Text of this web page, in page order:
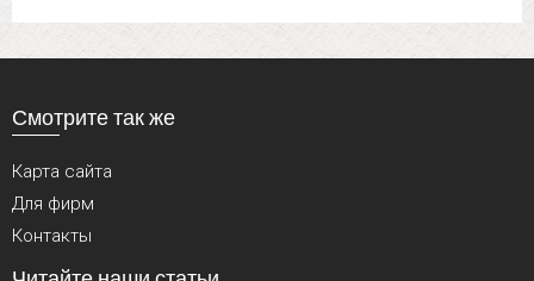
Смотрите так же
Карта сайта
Для фирм
Контакты